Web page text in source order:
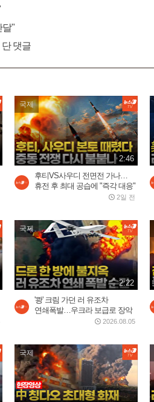
달"
댓글
국제
2:46
후티VS사우디 전면전 가나…
휴전 후 최대 공습에 "즉각 대응"
2일 전
국제
2:22
'쾅' 크림 가던 러 유조차
연쇄폭발…우크라 보급로 장악
2026.08.05
국제